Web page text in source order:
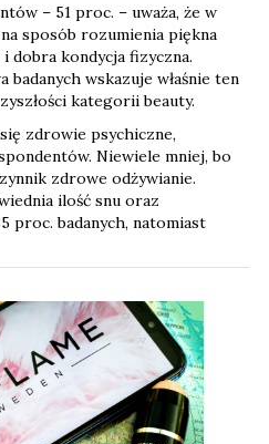
– 51 proc. – uważa, że w
sposób rozumienia piękna
dobra kondycja fizyczna.
badanych wskazuje właśnie ten
kategorii beauty.
zdrowie psychiczne,
Niewiele mniej, bo
zdrowe odżywianie.
ilość snu oraz
proc. badanych, natomiast